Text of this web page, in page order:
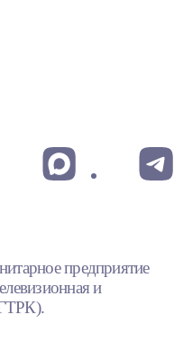
предприятие
и